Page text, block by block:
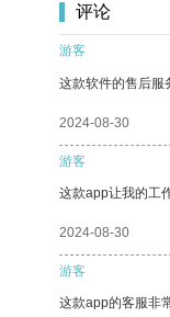
评论
游客
这款软件的售后服
2024-08-30
游客
这款app让我的工
2024-08-30
游客
这款app的客服非